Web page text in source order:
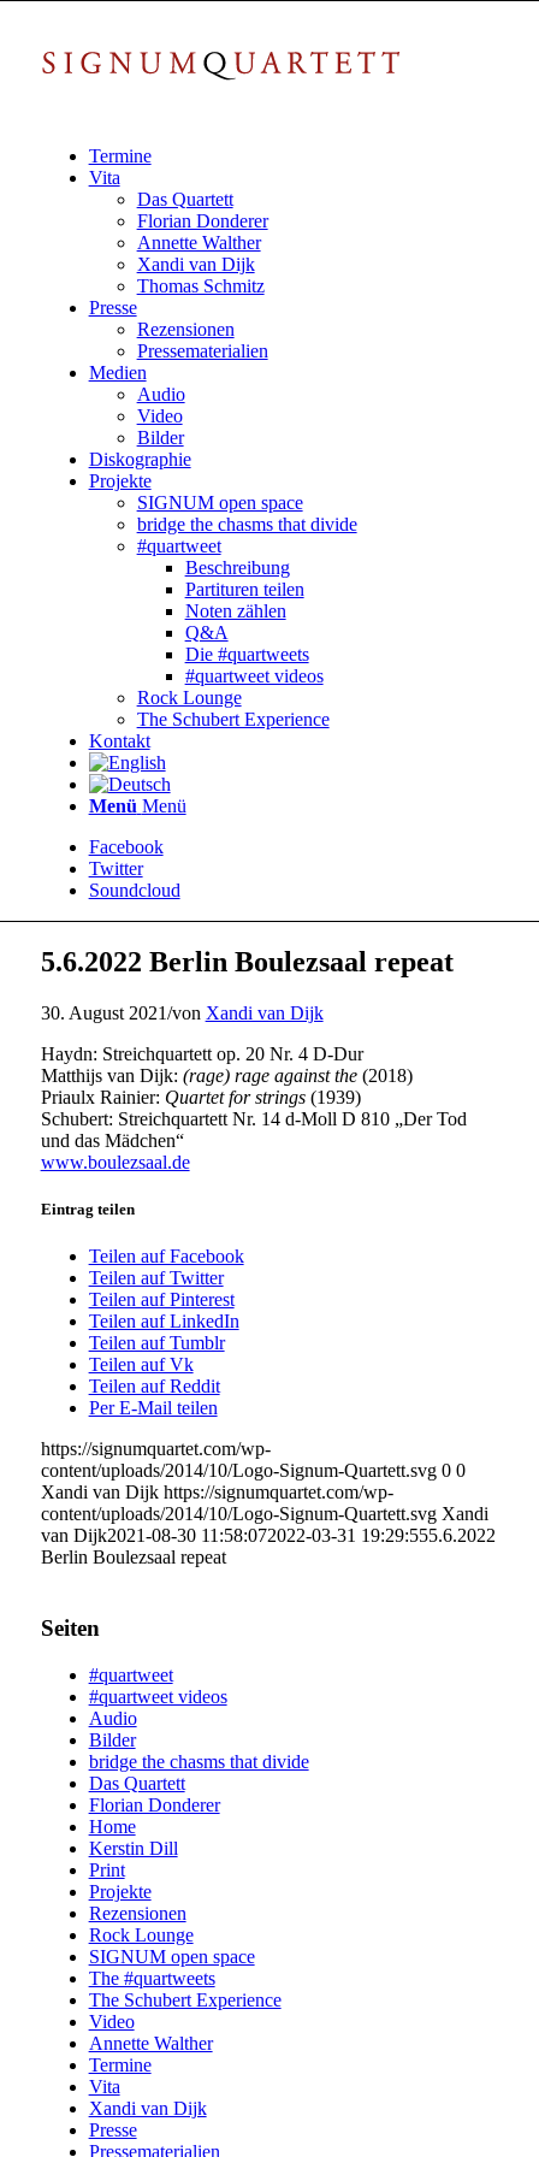
Termine
Vita
Das Quartett
Florian Donderer
Annette Walther
Xandi van Dijk
Thomas Schmitz
Presse
Rezensionen
Pressematerialien
Medien
Audio
Video
Bilder
Diskographie
Projekte
SIGNUM open space
bridge the chasms that divide
#quartweet
Beschreibung
Partituren teilen
Noten zählen
Q&A
Die #quartweets
#quartweet videos
Rock Lounge
The Schubert Experience
Kontakt
Menü Menü
Facebook
Twitter
Soundcloud
5.6.2022 Berlin Boulezsaal repeat
30. August 2021/von Xandi van Dijk
Haydn: Streichquartett op. 20 Nr. 4 D-Dur
Matthijs van Dijk: (rage) rage against the(2018)
Priaulx Rainier: Quartet for strings(1939)
Schubert: Streichquartett Nr. 14 d-Moll D 810 „Der Tod
und das Mädchen“
www.boulezsaal.de
Eintrag teilen
Teilen auf Facebook
Teilen auf Twitter
Teilen auf Pinterest
Teilen auf LinkedIn
Teilen auf Tumblr
Teilen auf Vk
Teilen auf Reddit
Per E-Mail teilen
https://signumquartet.com/wp-
content/uploads/2014/10/Logo-Signum-Quartett.svg 0 0
Xandi van Dijk https://signumquartet.com/wp-
content/uploads/2014/10/Logo-Signum-Quartett.svg Xandi
van Dijk2021-08-30 11:58:072022-03-31 19:29:555.6.2022
Berlin Boulezsaal repeat
Seiten
#quartweet
#quartweet videos
Audio
Bilder
bridge the chasms that divide
Das Quartett
Florian Donderer
Home
Kerstin Dill
Print
Projekte
Rezensionen
Rock Lounge
SIGNUM open space
The #quartweets
The Schubert Experience
Video
Annette Walther
Termine
Vita
Xandi van Dijk
Presse
Pressematerialien